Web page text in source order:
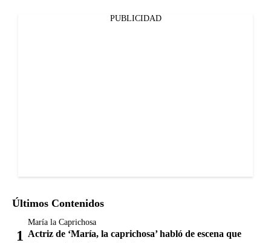
PUBLICIDAD
Últimos Contenidos
María la Caprichosa
Actriz de ‘María, la caprichosa’ habló de escena que